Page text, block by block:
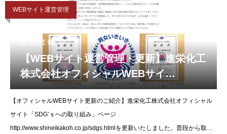
WEBサイト運営管理
2021.08.27
【WEBサイト運営管理・更新】進栄化工
株式会社オフィシャルWEBサイ
ト,Facebookを更新いたしました。
【オフィシャルWEBサイト更新のご紹介】進栄化工株式会社オフィシャル
サイト「SDG’ｓへの取り組み」ページ
http://www.shineikakoh.co.jp/sdgs.htmlを更新いたしました。普段から取り